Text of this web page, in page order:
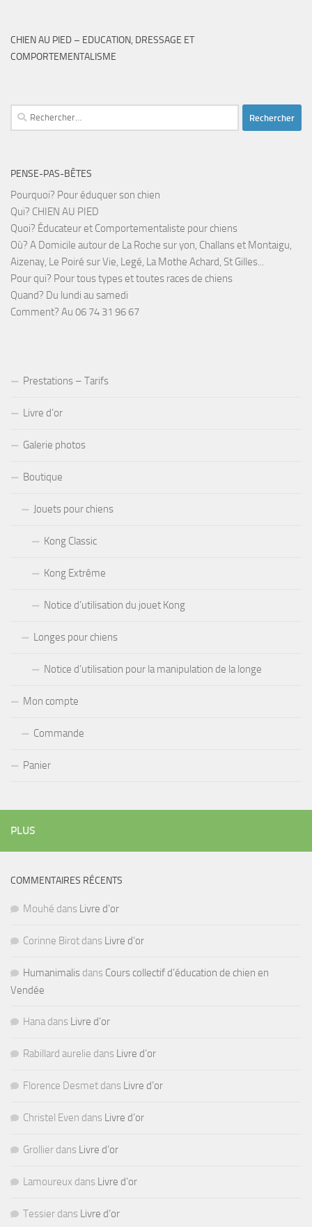
CHIEN AU PIED – EDUCATION, DRESSAGE ET
COMPORTEMENTALISME
Rechercher :
PENSE-PAS-BÊTES
Pourquoi? Pour éduquer son chien
Qui? CHIEN AU PIED
Quoi? Éducateur et Comportementaliste pour chiens
Où? A Domicile autour de La Roche sur yon, Challans et Montaigu,
Aizenay, Le Poiré sur Vie, Legé, La Mothe Achard, St Gilles...
Pour qui? Pour tous types et toutes races de chiens
Quand? Du lundi au samedi
Comment? Au 06 74 31 96 67
Prestations – Tarifs
Livre d’or
Galerie photos
Boutique
Jouets pour chiens
Kong Classic
Kong Extrême
Notice d’utilisation du jouet Kong
Longes pour chiens
Notice d’utilisation pour la manipulation de la longe
Mon compte
Commande
Panier
PLUS
COMMENTAIRES RÉCENTS
Mouhé dans Livre d’or
Corinne Birot dans Livre d’or
Humanimalis dans Cours collectif d’éducation de chien en
Vendée
Hana dans Livre d’or
Rabillard aurelie dans Livre d’or
Florence Desmet dans Livre d’or
Christel Even dans Livre d’or
Grollier dans Livre d’or
Lamoureux dans Livre d’or
Tessier dans Livre d’or